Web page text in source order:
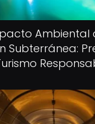
Ambiental
Subterránea: